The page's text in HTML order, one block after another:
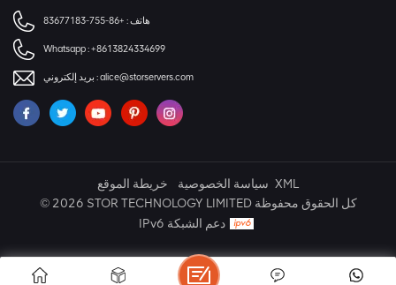
هاتف : +86-755-83677183
Whatsapp :+8613824334699
بريد إلكتروني :alice@storservers.com
خريطة الموقع سياسة الخصوصية XML
© 2026 STOR TECHNOLOGY LIMITED كل الحقوق محفوظة
IPv6 دعم الشبكة